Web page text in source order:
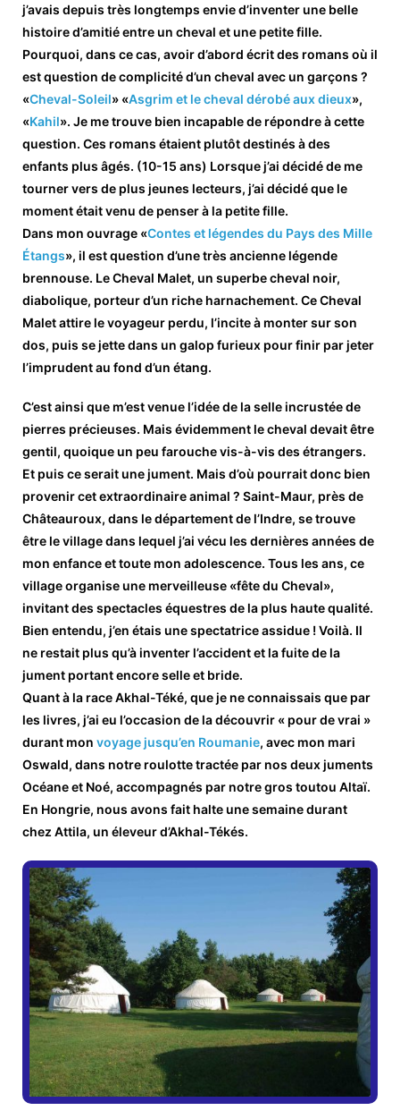
j’avais depuis très longtemps envie d’inventer une belle
histoire d’amitié entre un cheval et une petite fille.
Pourquoi, dans ce cas, avoir d’abord écrit des romans où il
est question de complicité d’un cheval avec un garçons ?
«Cheval-Soleil» «Asgrim et le cheval dérobé aux dieux»,
«Kahil». Je me trouve bien incapable de répondre à cette
question. Ces romans étaient plutôt destinés à des
enfants plus âgés. (10-15 ans) Lorsque j’ai décidé de me
tourner vers de plus jeunes lecteurs, j’ai décidé que le
moment était venu de penser à la petite fille.
Dans mon ouvrage «Contes et légendes du Pays des Mille
Étangs», il est question d’une très ancienne légende
brennouse. Le Cheval Malet, un superbe cheval noir,
diabolique, porteur d’un riche harnachement. Ce Cheval
Malet attire le voyageur perdu, l’incite à monter sur son
dos, puis se jette dans un galop furieux pour finir par jeter
l’imprudent au fond d’un étang.
C’est ainsi que m’est venue l’idée de la selle incrustée de
pierres précieuses. Mais évidemment le cheval devait être
gentil, quoique un peu farouche vis-à-vis des étrangers.
Et puis ce serait une jument. Mais d’où pourrait donc bien
provenir cet extraordinaire animal ? Saint-Maur, près de
Châteauroux, dans le département de l’Indre, se trouve
être le village dans lequel j’ai vécu les dernières années de
mon enfance et toute mon adolescence. Tous les ans, ce
village organise une merveilleuse «fête du Cheval»,
invitant des spectacles équestres de la plus haute qualité.
Bien entendu, j’en étais une spectatrice assidue ! Voilà. Il
ne restait plus qu’à inventer l’accident et la fuite de la
jument portant encore selle et bride.
Quant à la race Akhal-Téké, que je ne connaissais que par
les livres, j’ai eu l’occasion de la découvrir « pour de vrai »
durant mon voyage jusqu’en Roumanie, avec mon mari
Oswald, dans notre roulotte tractée par nos deux juments
Océane et Noé, accompagnés par notre gros toutou Altaï.
En Hongrie, nous avons fait halte une semaine durant
chez Attila, un éleveur d’Akhal-Tékés.